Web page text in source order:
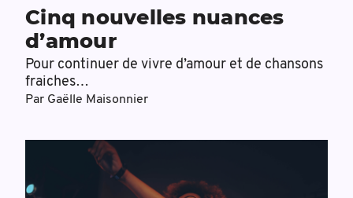
Cinq nouvelles nuances
d’amour
Pour continuer de vivre d’amour et de chansons
fraiches…
Par Gaëlle Maisonnier